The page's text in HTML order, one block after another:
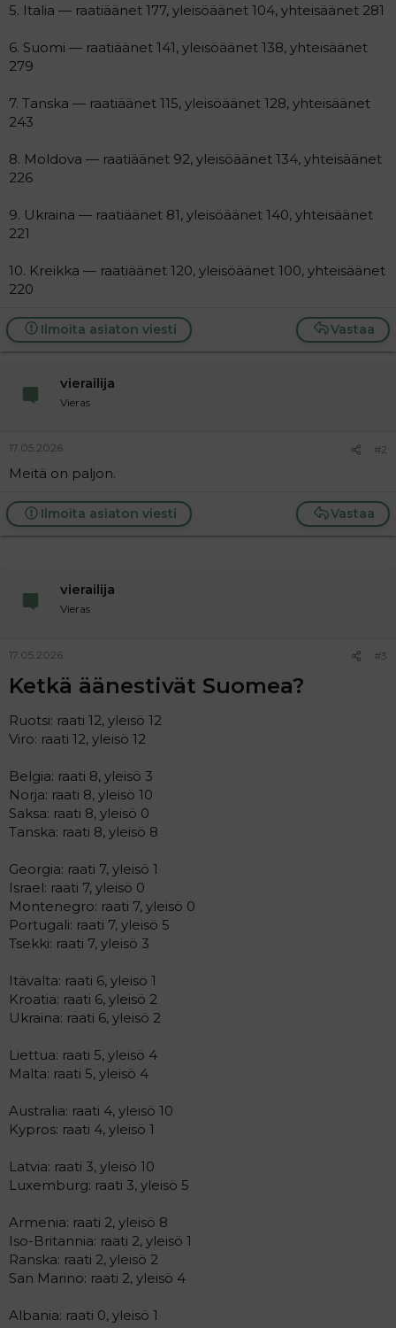
5. Italia — raatiäänet 177, yleisöäänet 104, yhteisäänet 281
6. Suomi — raatiäänet 141, yleisöäänet 138, yhteisäänet
279
7. Tanska — raatiäänet 115, yleisöäänet 128, yhteisäänet
243
8. Moldova — raatiäänet 92, yleisöäänet 134, yhteisäänet
226
9. Ukraina — raatiäänet 81, yleisöäänet 140, yhteisäänet
221
10. Kreikka — raatiäänet 120, yleisöäänet 100, yhteisäänet
220
Vastaa
Ilmoita asiaton viesti
vierailija
Vieras
17.05.2026 #2
Meitä on paljon.
Vastaa
Ilmoita asiaton viesti
vierailija
Vieras
17.05.2026 #3
Ketkä äänestivät Suomea?
Ruotsi: raati 12, yleisö 12
Viro: raati 12, yleisö 12
Belgia: raati 8, yleisö 3
Norja: raati 8, yleisö 10
Saksa: raati 8, yleisö 0
Tanska: raati 8, yleisö 8
Georgia: raati 7, yleisö 1
Israel: raati 7, yleisö 0
Montenegro: raati 7, yleisö 0
Portugali: raati 7, yleisö 5
Tsekki: raati 7, yleisö 3
Itävalta: raati 6, yleisö 1
Kroatia: raati 6, yleisö 2
Ukraina: raati 6, yleisö 2
Liettua: raati 5, yleisö 4
Malta: raati 5, yleisö 4
Australia: raati 4, yleisö 10
Kypros: raati 4, yleisö 1
Latvia: raati 3, yleisö 10
Luxemburg: raati 3, yleisö 5
Armenia: raati 2, yleisö 8
Iso-Britannia: raati 2, yleisö 1
Ranska: raati 2, yleisö 2
San Marino: raati 2, yleisö 4
Albania: raati 0, yleisö 1